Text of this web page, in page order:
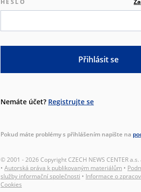
HESLO
Přihlásit se
Nemáte účet? Registrujte se
Pokud máte problémy s přihlášením napište na
© 2001 - 2026 Copyright CZECH NEWS CENTER
• Autorská práva k publikovaným materiálům •
služby informační společnosti • Informace o
Cookies